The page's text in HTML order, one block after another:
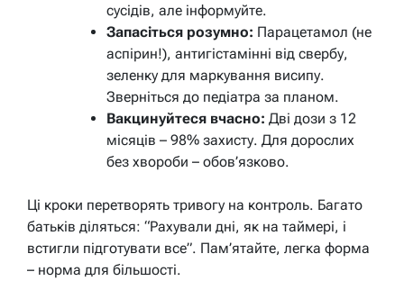
сусідів, але інформуйте.
Запасіться розумно: Парацетамол (не
аспірин!), антигістамінні від свербу,
зеленку для маркування висипу.
Зверніться до педіатра за планом.
Вакцинуйтеся вчасно: Дві дози з 12
місяців – 98% захисту. Для дорослих
без хвороби – обов’язково.
Ці кроки перетворять тривогу на контроль. Багато
батьків діляться: “Рахували дні, як на таймері, і
встигли підготувати все”. Пам’ятайте, легка форма
– норма для більшості.